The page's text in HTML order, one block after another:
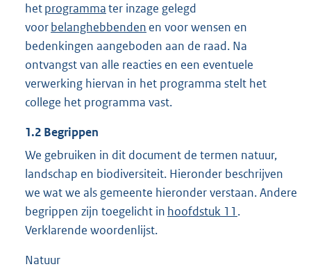
hetprogrammater inzage gelegd
voorbelanghebbenden en voor wensen en
bedenkingen aangeboden aan de raad. Na
ontvangst van alle reacties en een eventuele
verwerking hiervan in het programma stelt het
college het programma vast.
1.2 Begrippen
We gebruiken in dit document de termen natuur,
landschap en biodiversiteit. Hieronder beschrijven
we wat we als gemeente hieronder verstaan. Andere
begrippen zijn toegelicht in hoofdstuk 11 .
Verklarende woordenlijst.
Natuur